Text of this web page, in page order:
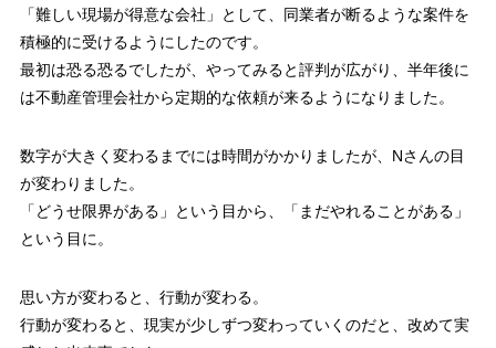
「難しい現場が得意な会社」として、同業者が断るような案件を
積極的に受けるようにしたのです。
最初は恐る恐るでしたが、やってみると評判が広がり、半年後に
は不動産管理会社から定期的な依頼が来るようになりました。
数字が大きく変わるまでには時間がかかりましたが、Nさんの目
が変わりました。
「どうせ限界がある」という目から、「まだやれることがある」
という目に。
思い方が変わると、行動が変わる。
行動が変わると、現実が少しずつ変わっていくのだと、改めて実